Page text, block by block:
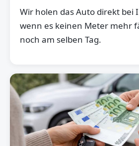
Wir holen das Auto direkt bei
wenn es keinen Meter mehr
noch am selben Tag.